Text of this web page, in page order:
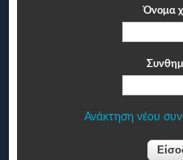
Όνομα
Ανάκτηση νέου